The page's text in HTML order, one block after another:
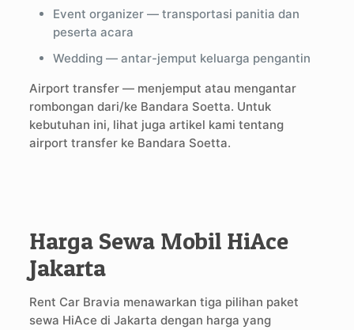
Event organizer — transportasi panitia dan
peserta acara
Wedding — antar-jemput keluarga pengantin
Airport transfer — menjemput atau mengantar
rombongan dari/ke Bandara Soetta. Untuk
kebutuhan ini, lihat juga artikel kami tentang
airport transfer ke Bandara Soetta.
Harga Sewa Mobil HiAce
Jakarta
Rent Car Bravia menawarkan tiga pilihan paket
sewa HiAce di Jakarta dengan harga yang